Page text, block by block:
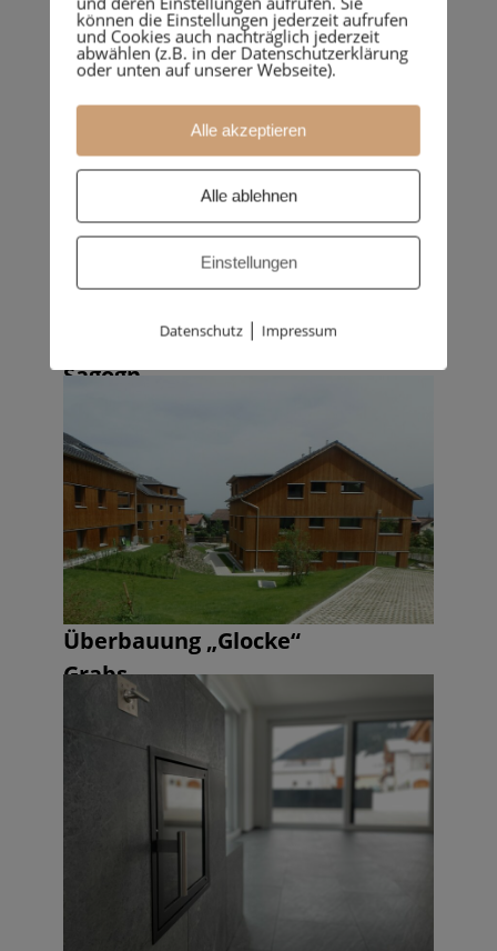
Neubau EFH 7154
Ruschein
Neubau MFH „Mein 167“
Sagogn
Überbauung „Glocke“
Grabs
können die Einstellungen jederzeit aufrufen
und Cookies auch nachträglich jederzeit
abwählen (z.B. in der Datenschutzerklärung
oder unten auf unserer Webseite).
Alle akzeptieren
Alle ablehnen
Einstellungen
Datenschutz| Impressum